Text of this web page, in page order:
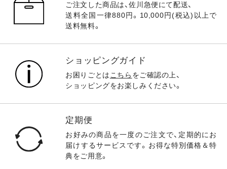
ご注文した商品は、佐川急便にて配送、
送料全国一律880円。10,000円(税込)以上で
送料無料。
ショッピングガイド
お困りごとはこちら をご確認の上、
ショッピングをお楽しみください。
定期便
お好みの商品を一度のご注文で、定期的にお
届けするサービスです。お得な特別価格＆特
典をご用意。